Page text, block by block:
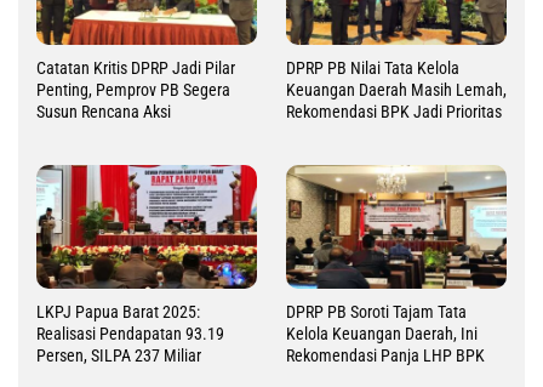
Catatan Kritis DPRP Jadi Pilar
Penting, Pemprov PB Segera
Susun Rencana Aksi
DPRP PB Nilai Tata Kelola
Keuangan Daerah Masih Lemah,
Rekomendasi BPK Jadi Prioritas
LKPJ Papua Barat 2025:
Realisasi Pendapatan 93.19
Persen, SILPA 237 Miliar
DPRP PB Soroti Tajam Tata
Kelola Keuangan Daerah, Ini
Rekomendasi Panja LHP BPK